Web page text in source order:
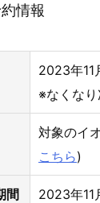
情報
2023年11
※なくな
対象のイ
こちら)
間
2023年11